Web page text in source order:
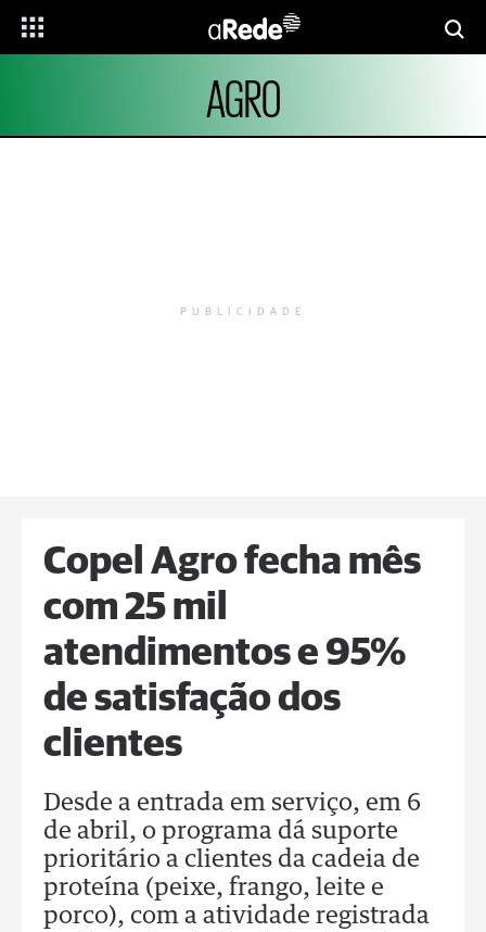
AGRO
PUBLICIDADE
Copel Agro fecha mês
com 25 mil
atendimentos e 95%
de satisfação dos
clientes
Desde a entrada em serviço, em 6
de abril, o programa dá suporte
prioritário a clientes da cadeia de
proteína (peixe, frango, leite e
porco), com a atividade registrada